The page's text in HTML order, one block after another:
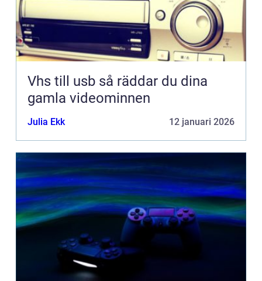
Vhs till usb så räddar du dina
gamla videominnen
Julia Ekk 12 januari 2026